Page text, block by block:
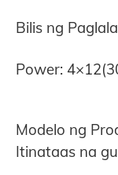
Bilis ng
Power:
Modelo ng
Itinataas na